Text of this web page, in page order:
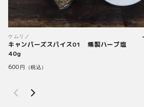
ケムリノ
キャンパーズスパイス01 燻製ハーブ塩
40g
600 円（税込）